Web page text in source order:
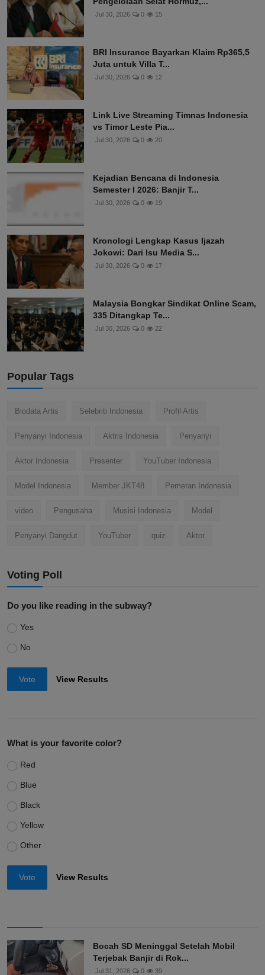
Jul 30, 2026 0 15
BRI Insurance Bayarkan Klaim Rp365,5
Juta untuk Villa T...
Jul 30, 2026 0 12
Link Live Streaming Timnas Indonesia
vs Timor Leste Pia...
Jul 30, 2026 0 20
Kejadian Bencana di Indonesia
Semester I 2026: Banjir T...
Jul 30, 2026 0 19
Kronologi Lengkap Kasus Ijazah
Jokowi: Dari Isu Media S...
Jul 30, 2026 0 17
Malaysia Bongkar Sindikat Online Scam,
335 Ditangkap Te...
Jul 30, 2026 0 22
Popular Tags
Biodata Artis Selebriti Indonesia Profil Artis
Penyanyi Indonesia Aktris Indonesia Penyanyi
Aktor Indonesia Presenter YouTuber Indonesia
Model Indonesia Member JKT48 Pemeran Indonesia
video Pengusaha Musisi Indonesia Model
Penyanyi Dangdut YouTuber quiz Aktor
Voting Poll
Do you like reading in the subway?
Yes
No
Vote View Results
What is your favorite color?
Red
Blue
Black
Yellow
Other
Vote View Results
Bocah SD Meninggal Setelah Mobil
Terjebak Banjir di Rok...
Jul 31, 2026 0 39